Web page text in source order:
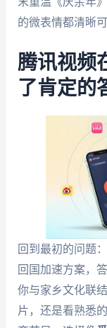
的微表情都清晰
腾讯视频
了肯定的
回到最初的问题
回国加速方案，
你与家乡文化联
片，还是看熟悉